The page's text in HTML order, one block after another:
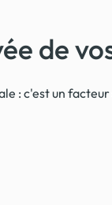
de
: c'est un